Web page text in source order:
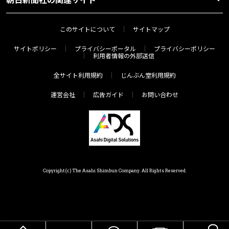
このサイトについて サイトマップ
サイトポリシー プライバシーポータル
プライバシーポリシー
利用者情報の外部送信
全サイト利用規約 じんぶん堂利用規約
運営会社 広告ガイド お問い合わせ
Copyright(c) The Asahi Shimbun Company. All Rights Reserved.